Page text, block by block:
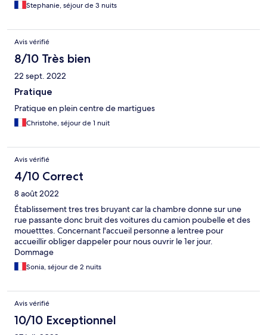
Stephanie, séjour de 3 nuits
Avis vérifié
8/10 Très bien
22 sept. 2022
Pratique
Pratique en plein centre de martigues
Christohe, séjour de 1 nuit
Avis vérifié
4/10 Correct
8 août 2022
Établissement tres tres bruyant car la chambre donne sur une
rue passante donc bruit des voitures du camion poubelle et des
mouetttes. Concernant l'accueil personne a lentree pour
accueillir obliger dappeler pour nous ouvrir le 1er jour.
Dommage
Sonia, séjour de 2 nuits
Avis vérifié
10/10 Exceptionnel